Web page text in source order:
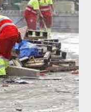
la autorización
céntricas, volcar los
a mano para agredir a
a la policía,
del país, todos